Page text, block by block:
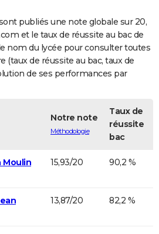
publiés une note globale sur 20,
et le taux de réussite au bac de
nom du lycée pour consulter toutes
(taux de réussite au bac, taux de
de ses performances par
Notre note
Méthodologie
Taux de
réussite
bac
Moulin
15,93/20 90,2 %
13,87/20 82,2 %